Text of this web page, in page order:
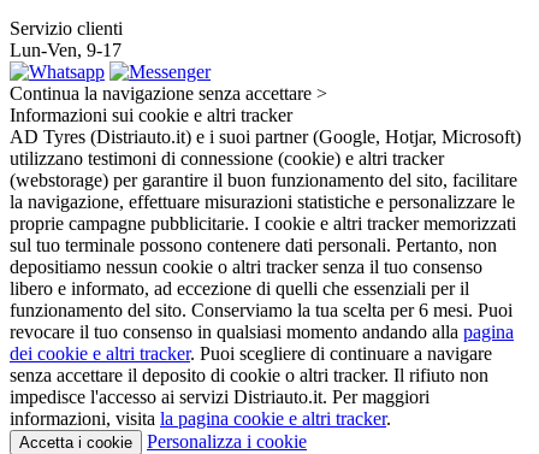
Servizio clienti
Lun-Ven, 9-17
Continua la navigazione senza accettare >
Informazioni sui cookie e altri tracker
AD Tyres (Distriauto.it) e i suoi partner (Google, Hotjar, Microsoft)
utilizzano testimoni di connessione (cookie) e altri tracker
(webstorage) per garantire il buon funzionamento del sito, facilitare
la navigazione, effettuare misurazioni statistiche e personalizzare le
proprie campagne pubblicitarie. I cookie e altri tracker memorizzati
sul tuo terminale possono contenere dati personali. Pertanto, non
depositiamo nessun cookie o altri tracker senza il tuo consenso
libero e informato, ad eccezione di quelli che essenziali per il
funzionamento del sito. Conserviamo la tua scelta per 6 mesi. Puoi
revocare il tuo consenso in qualsiasi momento andando alla pagina
dei cookie e altri tracker. Puoi scegliere di continuare a navigare
senza accettare il deposito di cookie o altri tracker. Il rifiuto non
impedisce l'accesso ai servizi Distriauto.it. Per maggiori
informazioni, visita la pagina cookie e altri tracker.
Accetta i cookie Personalizza i cookie